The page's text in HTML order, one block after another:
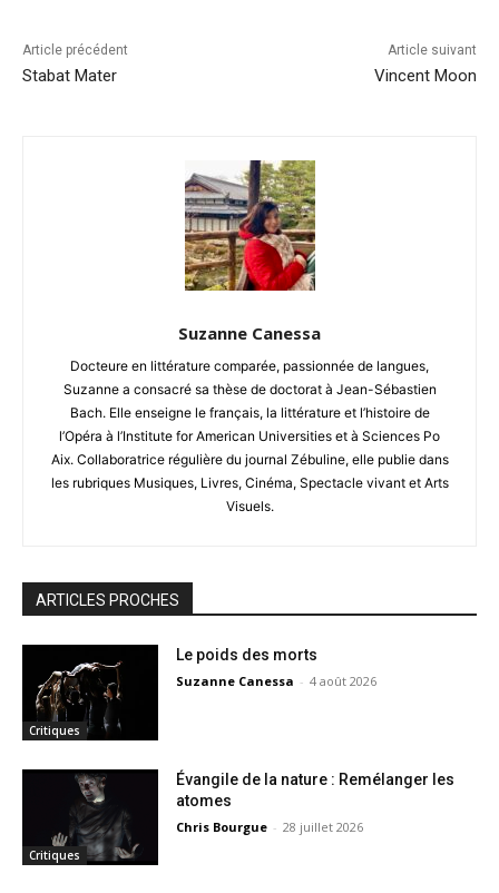
Article précédent
Stabat Mater
Article suivant
Vincent Moon
Suzanne Canessa
Docteure en littérature comparée, passionnée de langues,
Suzanne a consacré sa thèse de doctorat à Jean-Sébastien
Bach. Elle enseigne le français, la littérature et l’histoire de
l’Opéra à l’Institute for American Universities et à Sciences Po
Aix. Collaboratrice régulière du journal Zébuline, elle publie dans
les rubriques Musiques, Livres, Cinéma, Spectacle vivant et Arts
Visuels.
ARTICLES PROCHES
Critiques
Le poids des morts
Suzanne Canessa - 4 août 2026
Critiques
Évangile de la nature : Remélanger les
atomes
Chris Bourgue - 28 juillet 2026